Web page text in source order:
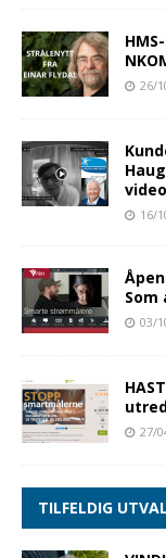
26/
16/
Som
03/
27/
TILFELDIG